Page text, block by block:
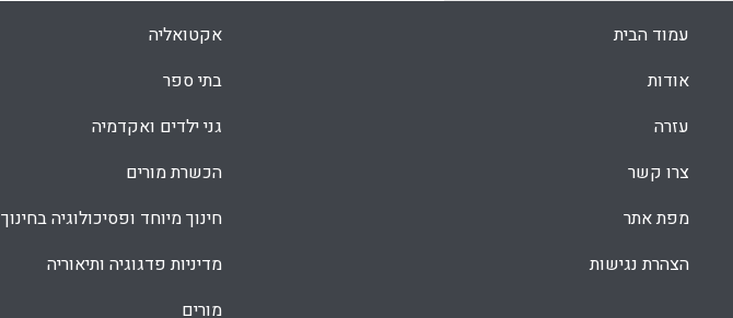
עמוד הבית
אודות
עזרה
צרו קשר
מפת אתר
הצהרת נגישות
אקטואליה
בתי ספר
גני ילדים ואקדמיה
הכשרת מורים
חינוך מיוחד ופסיכולוגיה בחינוך
מדיניות פדגוגיה ותיאוריה
מורים